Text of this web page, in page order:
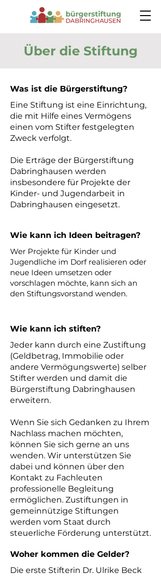
Über die Stiftung
Was ist die Bürgerstiftung?
Eine Stiftung ist eine Einrichtung,
die mit Hilfe eines Vermögens
einen vom Stifter festgelegten
Zweck verfolgt.
Die Erträge der Bürgerstiftung
Dabringhausen werden
insbesondere für Projekte der
Kinder- und Jugendarbeit in
Dabringhausen eingesetzt.
Wie kann ich Ideen beitragen?
Wer Projekte für Kinder und
Jugendliche im Dorf realisieren oder
neue Ideen umsetzen oder
vorschlagen möchte, kann sich an
den Stiftungsvorstand wenden.
Wie kann ich stiften?
Jeder kann durch eine Zustiftung
(Geldbetrag, Immobilie oder
andere Vermögungswerte) selber
Stifter werden und damit die
Bürgerstiftung Dabringhausen
erweitern.
Wenn Sie sich Gedanken zu Ihrem
Nachlass machen möchten,
können Sie sich gerne an uns
wenden. Wir unterstützen Sie
dabei und können über den
Kontakt zu Fachleuten
professionelle Begleitung
ermöglichen. Zustiftungen in
gemeinnützige Stiftungen
werden vom Staat durch
steuerliche Förderung unterstützt.
Woher kommen die Gelder?
Die erste Stifterin Dr. Ulrike Beck